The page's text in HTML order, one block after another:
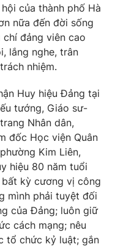
của thành phố Hà
nữa đến đời sống
đảng viên cao
lắng nghe, trân
nhiệm.
Huy hiệu Đảng tại
tướng, Giáo sư-
Nhân dân,
đốc Học viện Quân
Kim Liên,
hiệu 80 năm tuổi
kỳ cương vị công
mình phải tuyệt đối
của Đảng; luôn giữ
cách mạng; nêu
tổ chức kỷ luật; gắn